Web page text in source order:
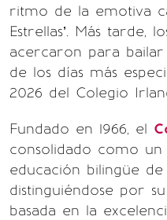
ritmo de la emotiva
Estrellas’. Más tarde,
acercaron para
de los días más
2026 del Colegio
Fundado en 1966, el
consolidado como
educación bilingüe
distinguiéndose por
basada en la